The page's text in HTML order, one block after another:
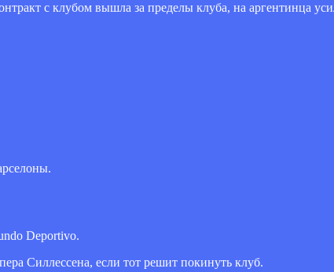
с клубом вышла за пределы клуба, на аргентинца
Deportivo.
Силлессена, если тот решит покинуть клуб.